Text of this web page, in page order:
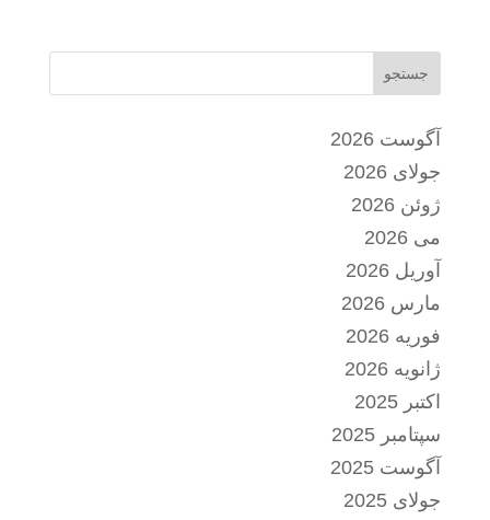
جستجو
آگوست 2026
جولای 2026
ژوئن 2026
می 2026
آوریل 2026
مارس 2026
فوریه 2026
ژانویه 2026
اکتبر 2025
سپتامبر 2025
آگوست 2025
جولای 2025